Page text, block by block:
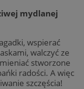
mydlanej
wspierać
walczyć ze
stworzone
radości. A więc
szczęścia!